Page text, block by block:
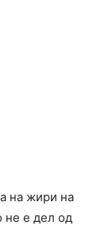
на жири на
не е дел од